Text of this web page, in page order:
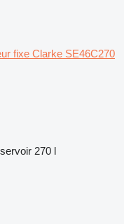
fixe Clarke SE46C270
270 l